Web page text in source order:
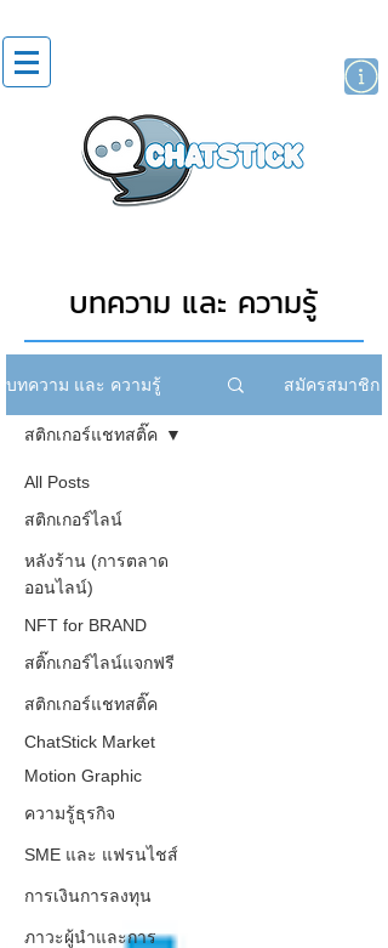
บทความ และ ความรู้
บทความ และ ความรู้ สมัครสมาชิก
All Posts
สติกเกอร์ไลน์
หลังร้าน (การตลาด
ออนไลน์)
NFT for BRAND
สติ๊กเกอร์ไลน์แจกฟรี
สติกเกอร์แชทสติ๊ค
ChatStick Market
Motion Graphic
ความรู้ธุรกิจ
SME และ แฟรนไชส์
การเงินการลงทุน
ภาวะผู้นำและการ
สติกเกอร์แชทสติ๊ค